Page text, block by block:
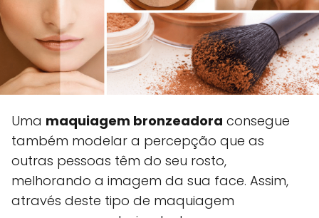
Uma maquiagem bronzeadora consegue
também modelar a percepção que as
outras pessoas têm do seu rosto,
melhorando a imagem da sua face. Assim,
através deste tipo de maquiagem